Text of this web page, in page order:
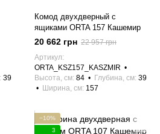
39
Комод двухдверный с
ящиками ORTA 157 Кашемир
20 662 грн 22 957 грн
Артикул
ORTA_KSZ157_KASZMIR
Высота, см 84 Глубина, см 39
Ширина, см 157
−10%
3